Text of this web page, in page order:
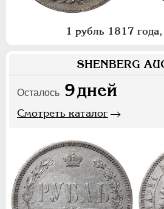
1 рубль 1817
SHENBERG
Осталось 9дней
Смотреть каталог